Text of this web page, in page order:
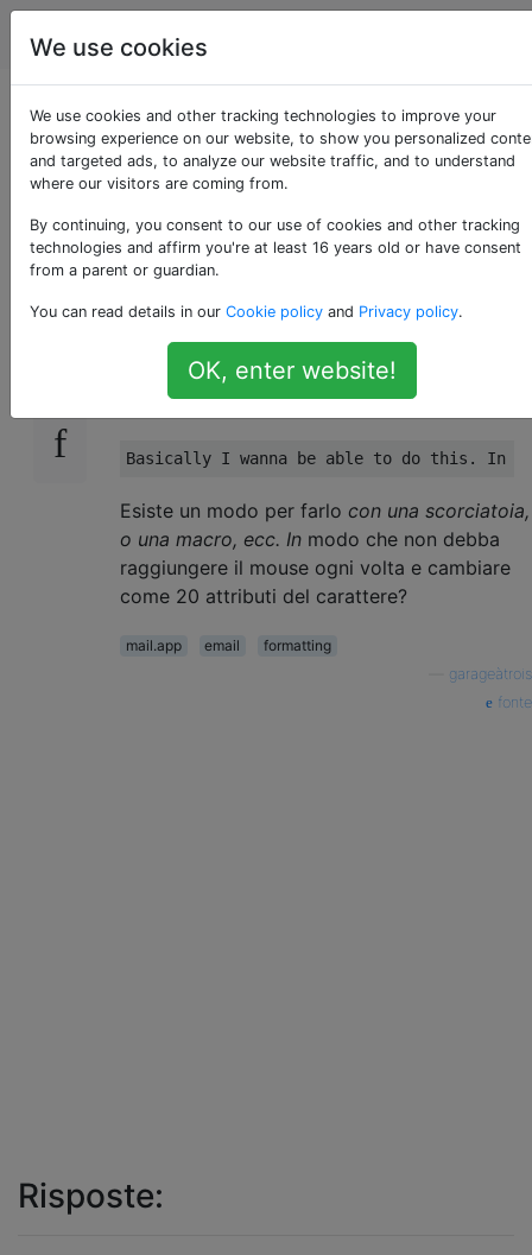
Apple
Inserisci i blocchi di
codice nel corpo
delle e-mail
15
Sono uno sviluppatore e mi piacerebbe
essere in grado di distinguere i blocchi di
codice dal testo normale, quando scrivo e-
Esiste un modo per farlo con una scorciatoia,
o una macro, ecc. In modo che non debba
raggiungere il mouse ogni volta e cambiare
come 20 attributi del carattere?
mail.app email
formatting
garageàtrois
fonte
Risposte:
We use cookies
We use cookies and other tracking technologies to improve your
browsing experience on our website, to show you personalized
and targeted ads, to analyze our website traffic, and to understand
where our visitors are coming from.
By continuing, you consent to our use of cookies and other tracking
technologies and affirm you're at least 16 years old or have consent
from a parent or guardian.
You can read details in our Cookie policy and Privacy policy.
OK, enter website!